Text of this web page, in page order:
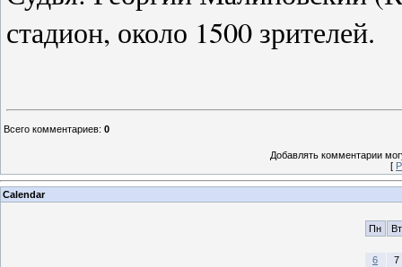
стадион, около 1500 зрителей.
Всего комментариев: 0
Добавлять комментарии
[
Calendar
Пн Вт
6 7